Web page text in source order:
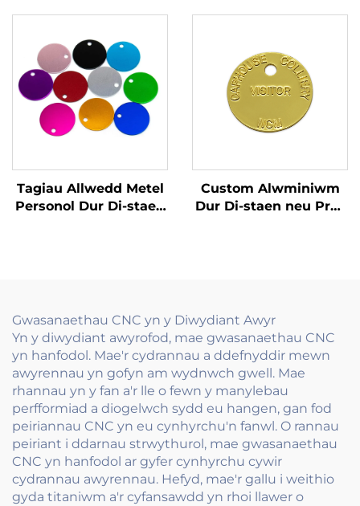
Chrome Nickel Plated
Pibellau
Tagiau Allwedd Metel
Personol Dur Di-staen
Custom Alwminiwm
Dur Di-staen neu Pres
Gwasanaethau CNC yn y Diwydiant Awyr
Yn y diwydiant awyrofod, mae gwasanaethau CNC
yn hanfodol. Mae'r cydrannau a ddefnyddir mewn
awyrennau yn gofyn am wydnwch gwell. Mae
rhannau yn y fan a'r lle o fewn y manylebau
perfformiad a diogelwch sydd eu hangen, gan fod
peiriannau CNC yn eu cynhyrchu'n fanwl. O rannau
peiriant i ddarnau strwythurol, mae gwasanaethau
CNC yn hanfodol ar gyfer cynhyrchu cywir
cydrannau awyrennau. Hefyd, mae'r gallu i weithio
gyda titaniwm a'r cyfansawdd yn rhoi llawer o